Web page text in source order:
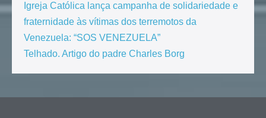
Igreja Católica lança campanha de solidariedade e
fraternidade às vítimas dos terremotos da
Venezuela: “SOS VENEZUELA”
Telhado. Artigo do padre Charles Borg